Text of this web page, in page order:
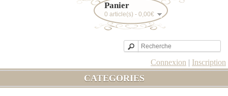
Panier
0 article(s) - 0,00€
Connexion | Inscription
CATEGORIES